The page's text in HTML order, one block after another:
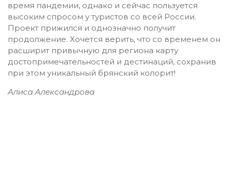
время пандемии, однако и сейчас пользуется
высоким спросом у туристов со всей России.
Проект прижился и однозначно получит
продолжение. Хочется верить, что со временем он
расширит привычную для региона карту
достопримечательностей и дестинаций, сохранив
при этом уникальный брянский колорит!
Алиса Александрова